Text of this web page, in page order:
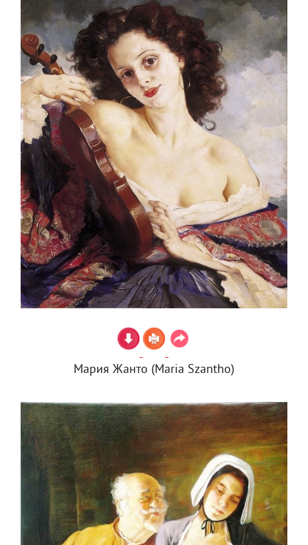
Мария Жанто (Maria Szantho)